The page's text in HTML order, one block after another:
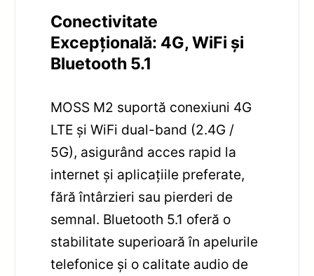
Conectivitate
Excepțională: 4G, WiFi și
Bluetooth 5.1
MOSS M2 suportă conexiuni 4G
LTE și WiFi dual-band (2.4G /
5G), asigurând acces rapid la
internet și aplicațiile preferate,
fără întârzieri sau pierderi de
semnal. Bluetooth 5.1 oferă o
stabilitate superioară în apelurile
telefonice și o calitate audio de